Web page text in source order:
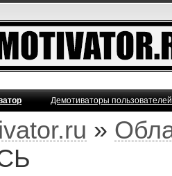
Демотиваторы
»